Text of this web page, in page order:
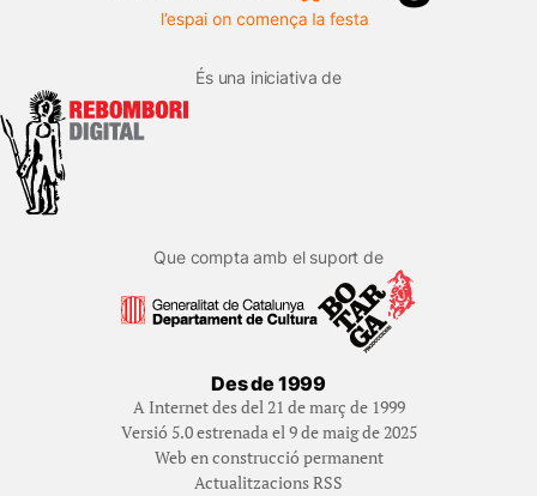
És una iniciativa de
Que compta amb el suport de
Des de 1999
A Internet des del 21 de març de 1999
Versió 5.0 estrenada el 9 de maig de 2025
Web en construcció permanent
Actualitzacions RSS